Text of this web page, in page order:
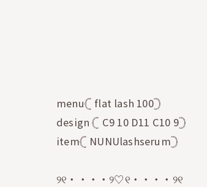
menu𓊆 flat lash 100𓊇
design 𓊆 C9 10 D11 C10 9𓊇
item𓊆 NUNUlashserum𓊇
୨୧・・・・୨♡୧・・・・୨୧